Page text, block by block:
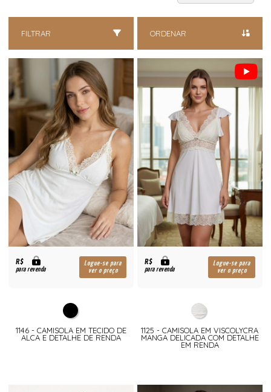
FILTRAR ORDENAR
R$
para revenda
Logue-se para
ver o preço
1146 - CAMISOLA EM TECIDO DE
ALCA E DETALHE DE RENDA
R$
para revenda
Logue-se para
ver o preço
1125 - CAMISOLA EM VISCOLYCRA
MANGA DELICADA COM DETALHE
EM RENDA